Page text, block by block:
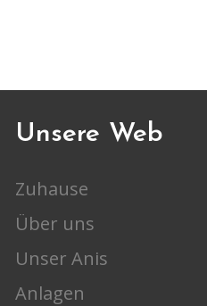
Unsere Web
Zuhause
Über uns
Unser Anis
Anlagen